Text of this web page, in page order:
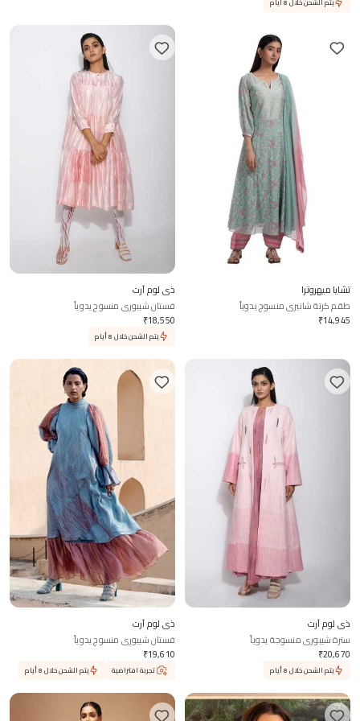
يتم الشحن خلال 8 أيام
تشايا ميهروترا
طقم كرتة شانيري منسوج يدوياً
₹14,945
ذي لوم آرت
فستان شيبوري منسوج يدوياً
₹18,550
يتم الشحن خلال 8 أيام
ذي لوم آرت
سترة شيبوري منسوجة يدوياً
₹20,670
يتم الشحن خلال 8 أيام
ذي لوم آرت
فستان شيبوري منسوج يدوياً
₹19,610
تجربة افتراضية يتم الشحن خلال 8 أيام